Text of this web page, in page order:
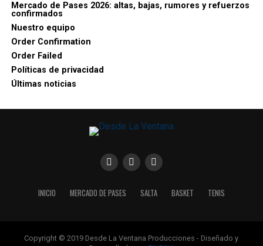
Mercado de Pases 2026: altas, bajas, rumores y refuerzos
confirmados
Nuestro equipo
Order Confirmation
Order Failed
Políticas de privacidad
Últimas noticias
INICIO MERCADO DE PASES SALTA BASKET TENIS
Copyright © 2019 Desde La Ventana Producciones - Diseñado y